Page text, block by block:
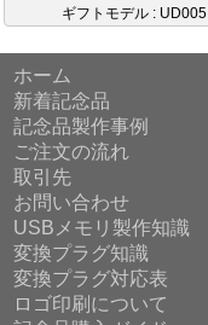
ギフトモデル : UD005
ホーム
新着記念品
記念品製作事例
ご注文の流れ
取引先
お問い合わせ
USBメモリ製作知識
変換プラグ知識
変換プラグ対応表
ロゴ印刷について